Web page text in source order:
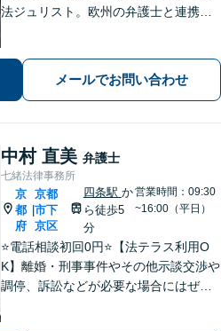
法ジュリスト。欧州の弁護士と連携し
上げ／英仏日契約法務／ハーグ条約案
件などお任せ【WEB対応｜休日・夜間
メールでお問い合わせ
中村 直美 弁護士
七緒法律事務所
京
都
府
|
京都
市下
京区
四条駅 か
ら徒歩5
分
営業時間：09:30
~16:00（平日）
⭐️電話相談初回0円⭐️【法テラス利用O
K】離婚・刑事事件やその他示談交渉や
調停、訴訟などが必要な場合にはぜひ